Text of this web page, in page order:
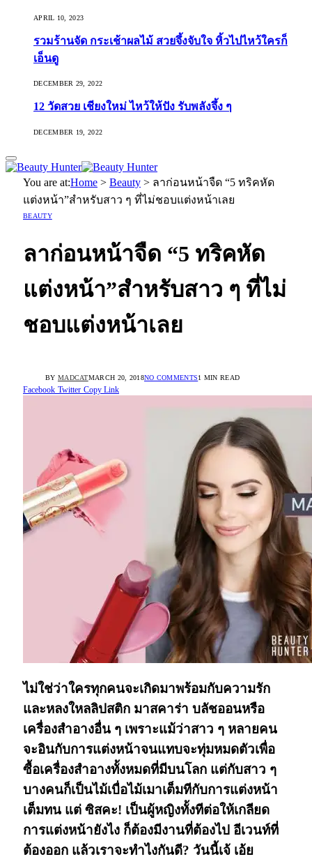
APRIL 10, 2023
รวมร้านจัด กระเช้าผลไม้ สวยจึ้งจับใจ หิ้วไปไหว้ใครก็
เอ็นดู
DECEMBER 29, 2022
12 วัดสวย เชียงใหม่ ไหว้ให้ปัง รับพลังจึ้ง ๆ
DECEMBER 19, 2022
You are at:Home > Beauty > ลาก่อนหน้าจืด “5 ทริคหัด
แต่งหน้า”สำหรับสาว ๆ ที่ไม่ชอบแต่งหน้าเลย
BEAUTY
ลาก่อนหน้าจืด “5 ทริคหัด
แต่งหน้า”สำหรับสาว ๆ ที่ไม่
ชอบแต่งหน้าเลย
BY MADCATMARCH 20, 2018NO COMMENTS1 MIN READ
Facebook Twitter Copy Link
ไม่ใช่ว่าใครทุกคนจะเกิดมาพร้อมกับความรัก
และหลงใหลลิปสติก มาสคาร่า บลัชออนหรือ
เครื่องสำอางอื่น ๆ เพราะแม้ว่าสาว ๆ หลายคน
จะอินกับการแต่งหน้าจนแทบจะทุ่มหมดตัวเพื่อ
ซื้อเครื่องสำอางทั้งหมดที่มีบนโลก แต่กับสาว ๆ
บางคนก็เป็นไม้เบื่อไม้เมาเต็มทีกับการแต่งหน้า
เต็มทน แต่ ซิสคะ! เป็นผู้หญิงทั้งทีต่อให้เกลียด
การแต่งหน้ายังไง ก็ต้องมีงานที่ต้องไป อีเวนท์ที่
ต้องออก แล้วเราจะทำไงกันดี? วันนี้เจ้ เอ้ย